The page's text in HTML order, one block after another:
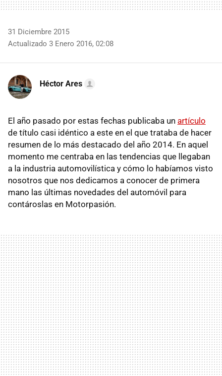
31 Diciembre 2015
Actualizado 3 Enero 2016, 02:08
Héctor Ares
El año pasado por estas fechas publicaba un artículo
de título casi idéntico a este en el que trataba de hacer
resumen de lo más destacado del año 2014. En aquel
momento me centraba en las tendencias que llegaban
a la industria automovilística y cómo lo habíamos visto
nosotros que nos dedicamos a conocer de primera
mano las últimas novedades del automóvil para
contároslas en Motorpasión.